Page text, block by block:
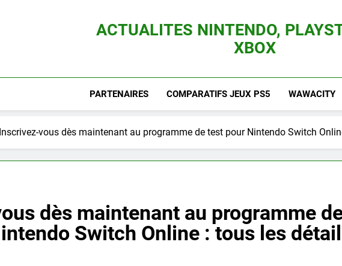
ACTUALITES NINTENDO,
XBOX
PARTENAIRES COMPARATIFS JEUX PS5 WAWACITY
Inscrivez-vous dès maintenant au programme de test pour Nintendo Switch
dès maintenant au programme
Switch Online : tous les